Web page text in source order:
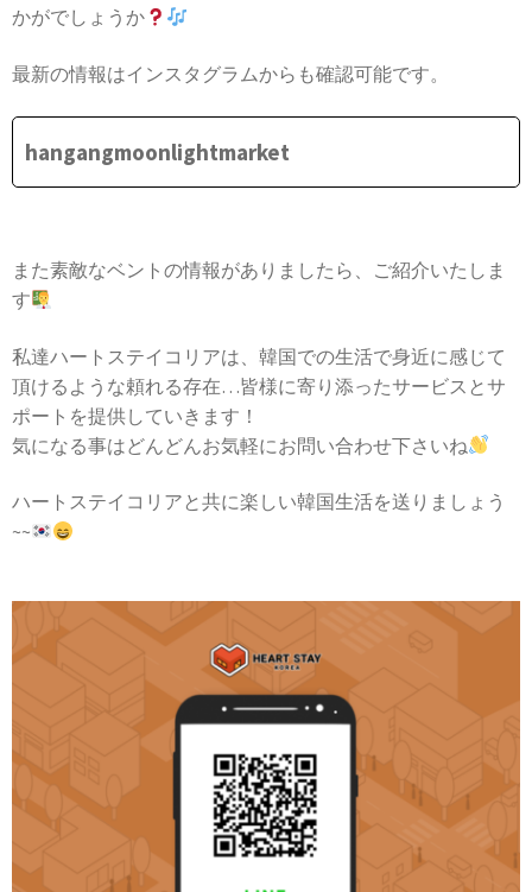
かがでしょうか
最新の情報はインスタグラムからも確認可能です。
hangangmoonlightmarket
また素敵なベントの情報がありましたら、ご紹介いたしま
す
私達ハートステイコリアは、韓国での生活で身近に感じて
頂けるような頼れる存在…皆様に寄り添ったサービスとサ
ポートを提供していきます！
気になる事はどんどんお気軽にお問い合わせ下さいね
ハートステイコリアと共に楽しい韓国生活を送りましょう
~~